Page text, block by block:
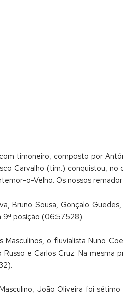
timoneiro, composto por
Carvalho (tim.) conquistou,
o-Velho. Os nossos
Bruno Sousa, Gonçalo
posição (06:57.528).
Masculinos, o fluvialista Nuno
Russo e Carlos Cruz. Na
João Oliveira foi